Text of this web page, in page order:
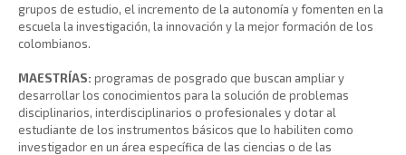
grupos de estudio, el incremento de la autonomía y fomenten en la
escuela la investigación, la innovación y la mejor formación de los
colombianos.
MAESTRÍAS: programas de posgrado que buscan ampliar y
desarrollar los conocimientos para la solución de problemas
disciplinarios, interdisciplinarios o profesionales y dotar al
estudiante de los instrumentos básicos que lo habiliten como
investigador en un área específica de las ciencias o de las